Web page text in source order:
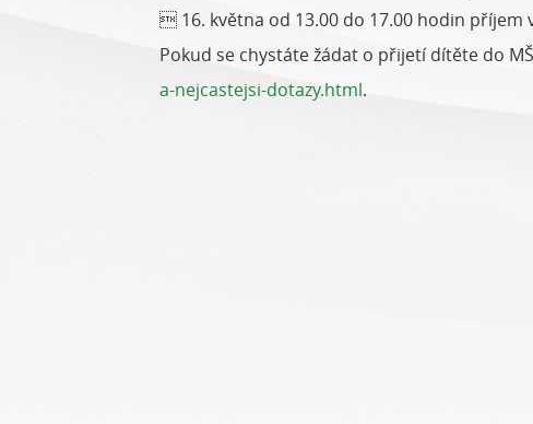
 16. května od 13.00 do 17.00 hodin příjem
Pokud se chystáte žádat o přijetí dítěte do
a-nejcastejsi-dotazy.html.